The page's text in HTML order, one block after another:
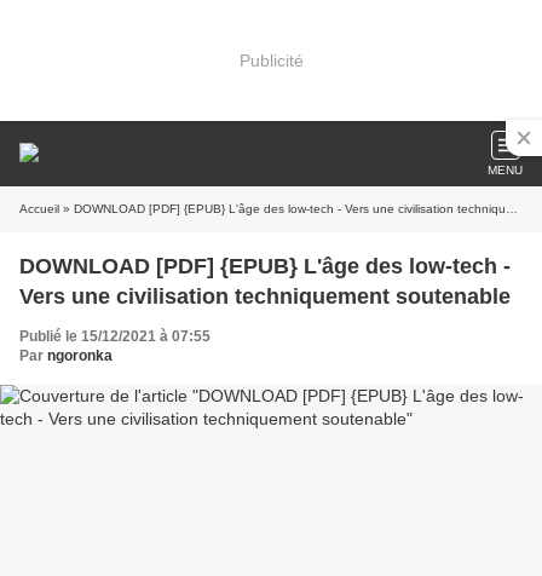
Publicité
MENU
Accueil » DOWNLOAD [PDF] {EPUB} L'âge des low-tech - Vers une civilisation techniquement soutenable
DOWNLOAD [PDF] {EPUB} L'âge des low-tech -
Vers une civilisation techniquement soutenable
Publié le 15/12/2021 à 07:55
Par ngoronka